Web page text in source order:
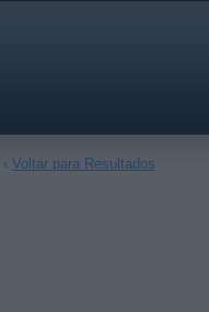
‹ Voltar para Resultados